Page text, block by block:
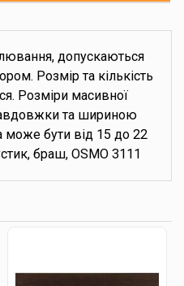
допускаються
Розмір та кількість
Розміри масивної
та шириною
бути від 15 до 22
браш, OSMO 3111